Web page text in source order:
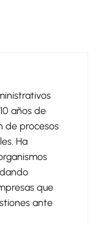
años de
de procesos
Ha
que
ante